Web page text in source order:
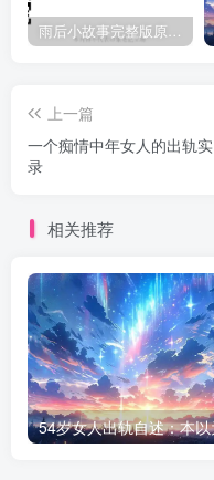
雨后小故事完整版原片动态图（图+文字解说版）
上一篇
一个痴情中年女人的出轨实
录
相关推荐